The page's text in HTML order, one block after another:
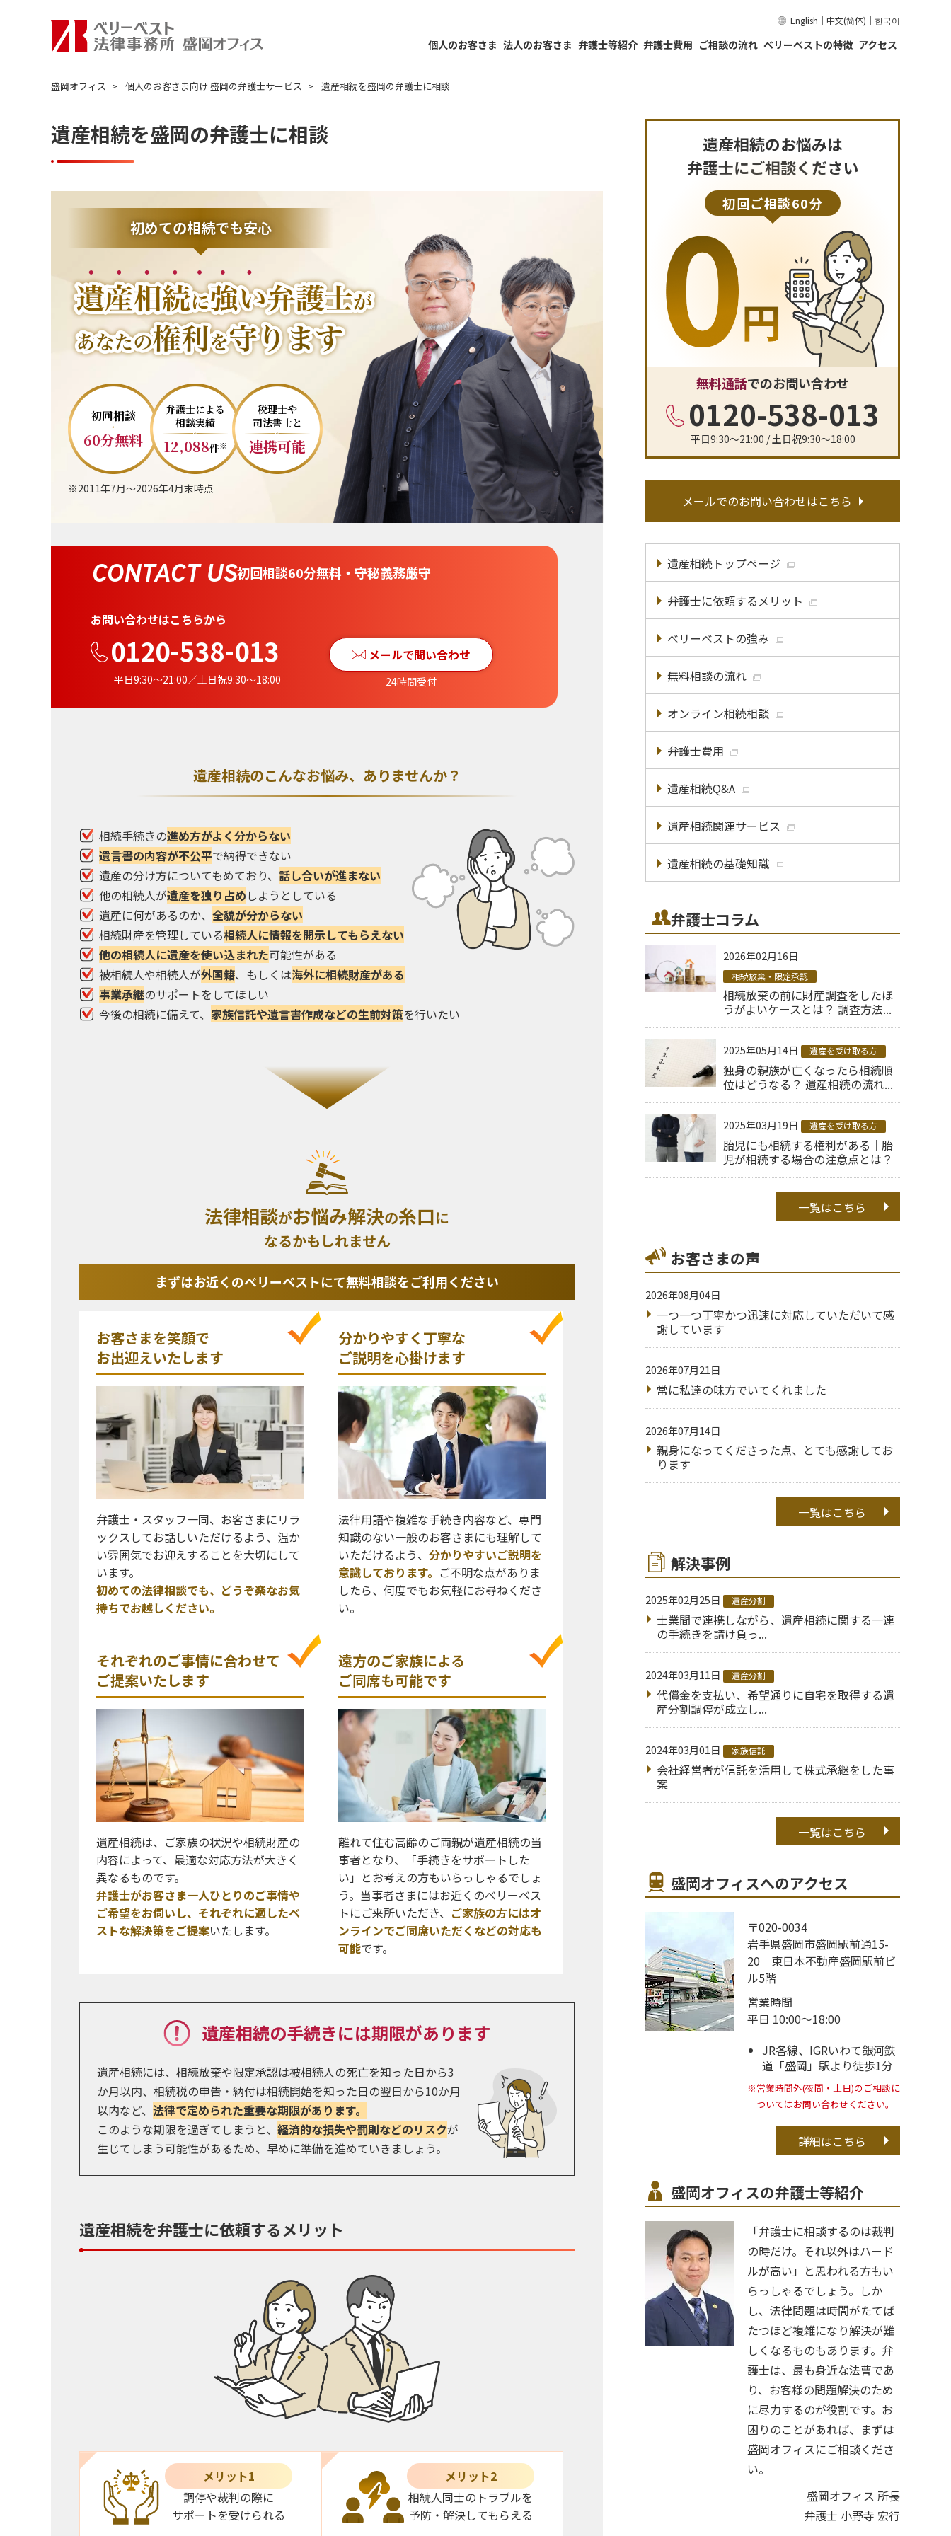
English ｜ 中文(简体) ｜ 한국어
個人のお客さま 法人のお客さま 弁護士等紹介 弁護士費用 ご相談の流れ ベリーベストの特徴 アクセス
盛岡オフィス 個人のお客さま向け 盛岡の弁護士サービス 遺産相続を盛岡の弁護士に相談
遺産相続を盛岡の弁護士に相談
初めての相続でも安心
初回相談
60分無料
弁護士による
相談実績
12,088件※
税理士や
司法書士と
連携可能
※2011年7月～2026年4月末時点
CONTACT US初回相談60分無料 ・ 守秘義務厳守
お問い合わせはこちらから
0120-538-013
平日9:30〜21:00／土日祝9:30〜18:00
メールで問い合わせ
24時間受付
遺産相続のこんなお悩み、 ありませんか？
相続手続きの進め方がよく分からない
遺言書の内容が不公平で納得できない
遺産の分け方についてもめており、 話し合いが進まない
他の相続人が遺産を独り占め しようとしている
遺産に何があるのか、 全貌が分からない
相続財産を管理している相続人に情報を開示してもらえない
他の相続人に遺産を使い込まれた可能性がある
被相続人や相続人が外国籍、もしくは海外に相続財産がある
事業承継のサポートをしてほしい
今後の相続に備えて、 家族信託や遺言書作成などの生前対策を行いたい
法律相談がお悩み解決の糸口に
なるかもしれません
まずはお近くのべリーベストにて無料相談をご利用ください
お客さまを笑顔で
お出迎えいたします
弁護士・スタッフ一同、お客さまにリラ
ックスしてお話しいただけるよう、温か
い雰囲気でお迎えすることを大切にして
います。
初めての法律相談でも、どうぞ楽なお気
持ちでお越しください。
分かりやすく丁寧な
ご説明を心掛けます
法律用語や複雑な手続き内容など、専門
知識のない一般のお客さまにも理解して
いただけるよう、 分かりやすいご説明を
意識しております。 ご不明な点がありま
したら、何度でもお気軽にお尋ねくださ
い。
それぞれのご事情に合わせて
ご提案いたします
遺産相続は、ご家族の状況や相続財産の
内容によって、最適な対応方法が大きく
異なるものです。
弁護士がお客さま一人ひとりのご事情や
ご希望をお伺いし、それぞれに適したベ
ストな解決策をご提案いたします。
遠方のご家族による
ご同席も可能です
離れて住む高齢のご両親が遺産相続の当
事者となり、「手続きをサポートした
い」とお考えの方もいらっしゃるでしょ
う。当事者さまにはお近くのべリーベス
トにご来所いただき、 ご家族の方にはオ
ンラインでご同席いただくなどの対応も
可能です。
遺産相続の手続きには期限があります
遺産相続には、相続放棄や限定承認は被相続人の死亡を知った日から3
か月以内、相続税の申告・納付は相続開始を知った日の翌日から10か月
以内など、 法律で定められた重要な期限があります。
このような期限を過ぎてしまうと、 経済的な損失や罰則などのリスクが
生じてしまう可能性があるため、早めに準備を進めていきましょう。
遺産相続を弁護士に依頼するメリット
メリット1
調停や裁判の際に
サポートを受けられる
メリット2
相続人同士のトラブルを
予防・解決してもらえる
遺産相続のお悩みは
弁護士にご相談ください
初回ご相談60分
無料通話でのお問い合わせ
0120-538-013
平日9:30〜21:00 / 土日祝9:30〜18:00
メールでのお問い合わせはこちら
遺産相続トップページ
弁護士に依頼するメリット
べリーベストの強み
無料相談の流れ
オンライン相続相談
弁護士費用
遺産相続Q&A
遺産相続関連サービス
遺産相続の基礎知識
弁護士コラム
2026年02月16日
相続放棄・限定承認
相続放棄の前に財産調査をしたほ
うがよいケースとは？ 調査方法...
2025年05月14日 遺産を受け取る方
独身の親族が亡くなったら相続順
位はどうなる？ 遺産相続の流れ...
2025年03月19日 遺産を受け取る方
胎児にも相続する権利がある｜胎
児が相続する場合の注意点とは？
一覧はこちら
お客さまの声
2026年08月04日
一つ一つ丁寧かつ迅速に対応していただいて感
謝しています
2026年07月21日
常に私達の味方でいてくれました
2026年07月14日
親身になってくださった点、とても感謝してお
ります
一覧はこちら
解決事例
2025年02月25日 遺産分割
士業間で連携しながら、遺産相続に関する一連
の手続きを請け負っ...
2024年03月11日 遺産分割
代償金を支払い、希望通りに自宅を取得する遺
産分割調停が成立し...
2024年03月01日 家族信託
会社経営者が信託を活用して株式承継をした事
案
一覧はこちら
盛岡オフィスへのアクセス
〒020-0034
岩手県盛岡市盛岡駅前通15-
20 東日本不動産盛岡駅前ビ
ル5階
営業時間
平日 10:00～18:00
JR各線、IGRいわて銀河鉄
道「盛岡」駅より徒歩1分
※営業時間外(夜間・土日)のご相談に
ついてはお問い合わせください。
詳細はこちら
盛岡オフィスの弁護士等紹介
「弁護士に相談するのは裁判
の時だけ。それ以外はハード
ルが高い」と思われる方もい
らっしゃるでしょう。しか
し、法律問題は時間がたてば
たつほど複雑になり解決が難
しくなるものもあります。弁
護士は、最も身近な法曹であ
り、お客様の問題解決のため
に尽力するのが役割です。お
困りのことがあれば、まずは
盛岡オフィスにご相談くださ
い。
盛岡オフィス 所長
弁護士 小野寺 宏行